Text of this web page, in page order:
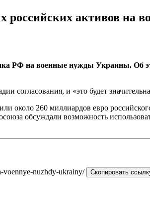
российских активов
РФ на военные нужды Украины. Об
согласования, и «это будет
около 260 миллиардов евро
обсуждали возможность
voennye-nuzhdy-ukrainy/ Скопировать